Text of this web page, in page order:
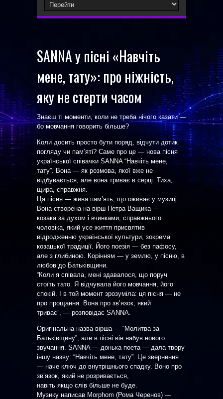
SANNA у пісні «Навчіть
мене, тату»: про ніжність,
яку не стерти часом
Знаєш ті моменти, коли не треба нічого казати —
бо мовчання говорить більше?
Коли досить просто бути поряд, відчути дотик
погляду чи пам’яті? Саме про це — нова пісня
української співачки SANNA “Навчіть мене,
тату”. Вона — як розмова, якої вже не
відбувається, але вона триває в серці. Тиха,
щира, справжня.
Ця пісня — жива пам’ять, що оживає у музиці.
Вона створена на вірш Петра Ващика —
козака за духом і вчинками, справжнього
чоловіка, який усе життя присвятив
відродженню української культури, зокрема
козацької традиції. Його поезія — без пафосу,
але з глибиною. Корінням — у землю, у пісню, в
любов до Батьківщини.
“Коли я співала, мені здавалося, що поруч
стоїть тато. Я відчувала його мовчання, його
спокій. І в той момент зрозуміла: ця пісня — не
про прощання. Вона про зв’язок, який
триває”, — розповідає SANNA.
Оригінальна назва вірша — “Молитва за
Батьківщину”, але в пісні він набув нового
звучання. SANNA — донька поета — дала твору
іншу назву: “Навчіть мене, тату”. Це звернення
— наче ключ до внутрішнього спадку. Воно про
зв’язок, який не розривається,
навіть якщо слів більше не буде.
Музику написав Morphom (Рома Черенов) —